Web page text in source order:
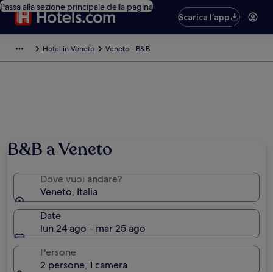
Passa alla sezione principale della pagina
Scarica l’app
Hotel in Veneto Veneto - B&B
B&B a Veneto
Dove vuoi andare?
Veneto, Italia
Date
lun 24 ago - mar 25 ago
Persone
2 persone, 1 camera